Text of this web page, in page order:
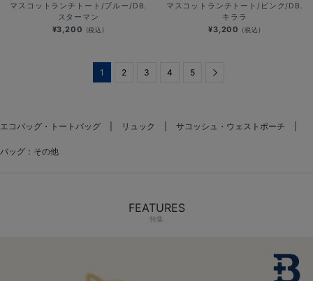
マスコットランチトート/ブルー/DB.
スターマン
¥3,200 (税込)
マスコットランチトート/ピンク/DB.
キララ
¥3,200 (税込)
1 2 3 4 5
エコバッグ・トートバッグ リュック サコッシュ・ウェストポーチ
バッグ：その他
FEATURES
特集